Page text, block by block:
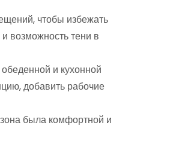
чтобы избежать
возможность тени в
и кухонной
добавить рабочие
была комфортной и